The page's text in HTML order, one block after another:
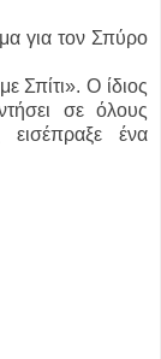
για τον Σπύρο
Σπίτι». Ο ίδιος
σε όλους
ένα